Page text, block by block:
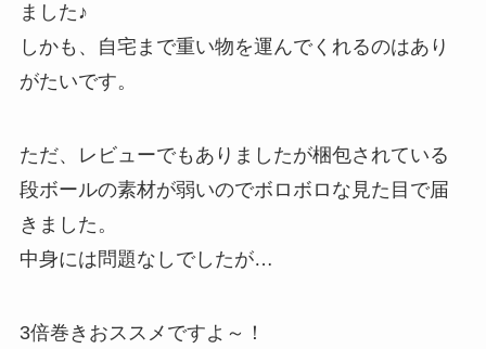
ました♪
しかも、自宅まで重い物を運んでくれるのはあり
がたいです。
ただ、レビューでもありましたが梱包されている
段ボールの素材が弱いのでボロボロな見た目で届
きました。
中身には問題なしでしたが…
3倍巻きおススメですよ～！